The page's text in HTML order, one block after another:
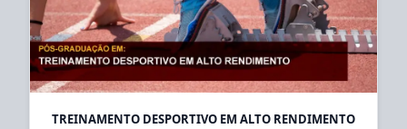
TREINAMENTO DESPORTIVO EM ALTO RENDIMENTO